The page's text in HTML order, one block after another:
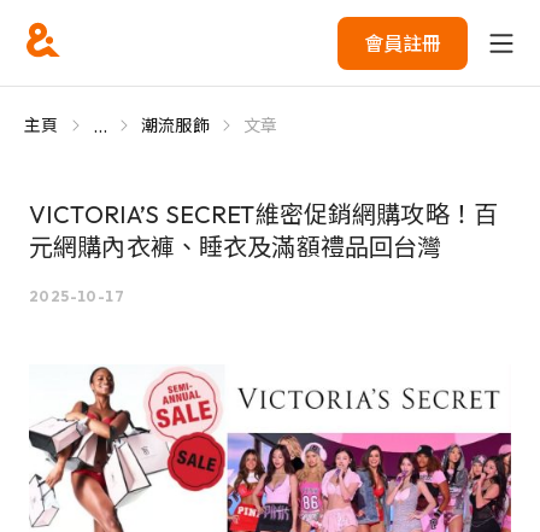
會員註冊
主頁 ... 潮流服飾 文章
VICTORIA’S SECRET維密促銷網購攻略！百
元網購內衣褲、睡衣及滿額禮品回台灣
2025-10-17